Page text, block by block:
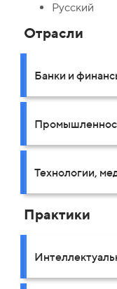
Русский
Отрасли
Банки и
Технологии,
Практики